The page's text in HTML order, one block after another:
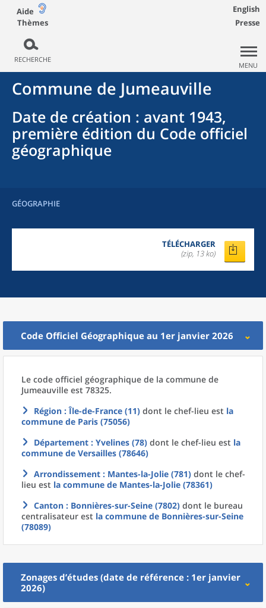
Aide
Thèmes
RECHERCHE
English
Presse
MENU
Commune de Jumeauville
Date de création : avant 1943,
première édition du Code officiel
géographique
GÉOGRAPHIE
TÉLÉCHARGER
(zip, 13 ko)
Code Officiel Géographique au 1er janvier 2026
Le code officiel géographique de la commune de
Jumeauville est 78325.
Région : Île-de-France (11) dont le chef-lieu est la
commune de Paris (75056)
Département : Yvelines (78) dont le chef-lieu est la
commune de Versailles (78646)
Arrondissement : Mantes-la-Jolie (781) dont le chef-
lieu est la commune de Mantes-la-Jolie (78361)
Canton : Bonnières-sur-Seine (7802) dont le bureau
centralisateur est la commune de Bonnières-sur-Seine
(78089)
Zonages d’études (date de référence : 1er janvier
2026)